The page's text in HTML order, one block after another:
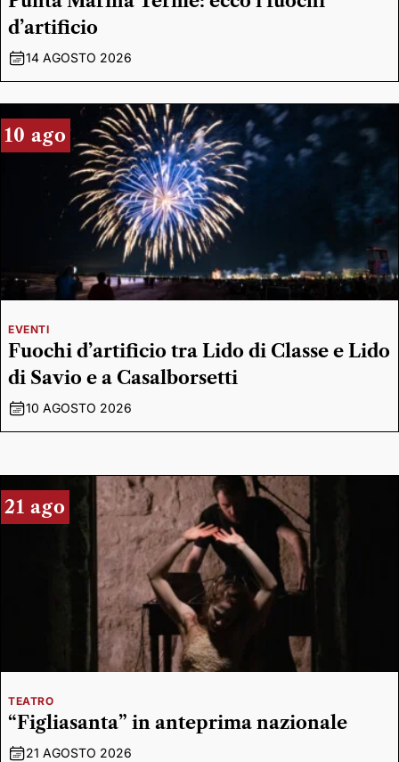
d’artificio
14 AGOSTO 2026
10 ago
EVENTI
Fuochi d’artificio tra Lido di Classe e Lido
di Savio e a Casalborsetti
10 AGOSTO 2026
21 ago
TEATRO
“Figliasanta” in anteprima nazionale
21 AGOSTO 2026